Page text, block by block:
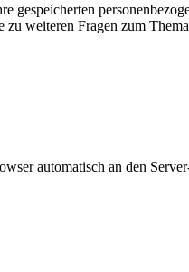
gespeicherten
weiteren Fragen zum
automatisch an den